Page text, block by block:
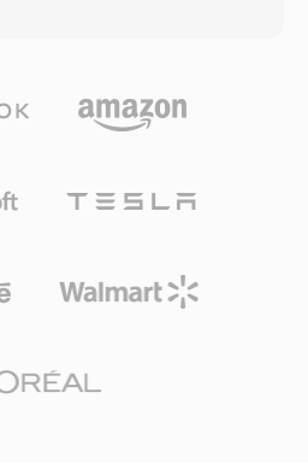
HD Master Áudio é LPCM
sem perdas. O container
de alta definição,
de disco do
de produção de vídeo. Os
é dados de menu
de áudio abaixo do
sem perda de qualidade
se o padrão de
em discos Blu-ray,
de som surround